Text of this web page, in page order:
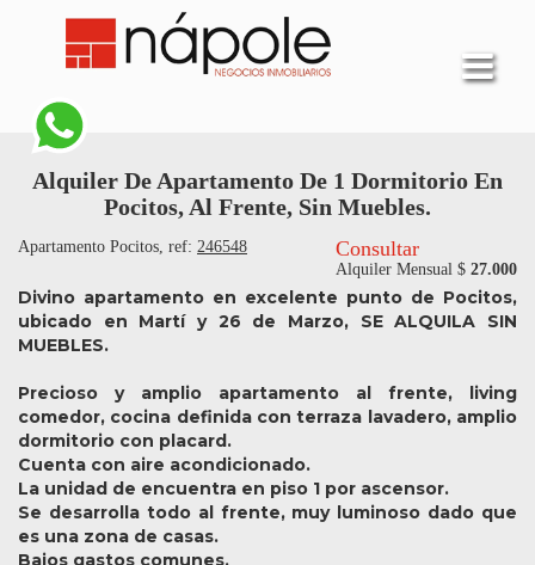
Alquiler De Apartamento De 1 Dormitorio En
Pocitos, Al Frente, Sin Muebles.
Apartamento Pocitos, ref: 246548 Consultar
Alquiler Mensual $ 27.000
Divino apartamento en excelente punto de Pocitos,
ubicado en Martí y 26 de Marzo, SE ALQUILA SIN
MUEBLES.
Precioso y amplio apartamento al frente, living
comedor, cocina definida con terraza lavadero, amplio
dormitorio con placard.
Cuenta con aire acondicionado.
La unidad de encuentra en piso 1 por ascensor.
Se desarrolla todo al frente, muy luminoso dado que
es una zona de casas.
Bajos gastos comunes.